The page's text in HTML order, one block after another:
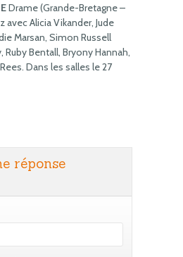
Drame (Grande-Bretagne –
avec Alicia Vikander, Jude
Marsan, Simon Russell
Ruby Bentall, Bryony Hannah,
Dans les salles le 27
réponse